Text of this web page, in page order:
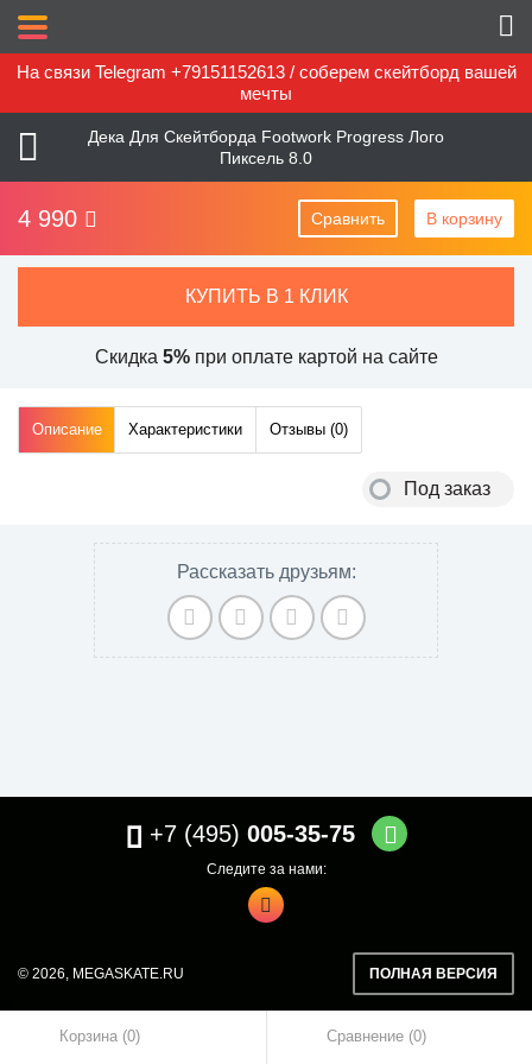
На связи Telegram +79151152613 / соберем скейтборд вашей
мечты
Корзина (0) Сравнение 0
Дека Для Скейтборда Footwork Progress Лого
Пиксель 8.0
4 990 В корзину
Сравнить
КУПИТЬ В 1 КЛИК
Скидка 5%при оплате картой на сайте
Описание Характеристики Отзывы (0)
Под заказ
Рассказать друзьям:
+7 (495) 005-35-75
Следите за нами:
© 2026, MEGASKATE.RU ПОЛНАЯ ВЕРСИЯ